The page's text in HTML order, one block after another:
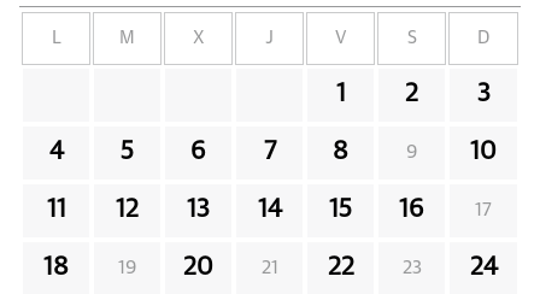
L M X J V S D
1 2 3
4 5 6 7 8 9 10
11 12 13 14 15 16 17
18 19 20 21 22 23 24